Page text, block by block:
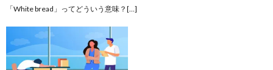
「White bread」ってどういう意味？[…]